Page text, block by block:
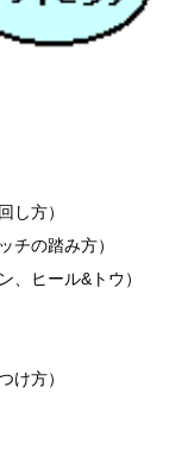
方）
の踏み方）
ヒール&トウ）
方）